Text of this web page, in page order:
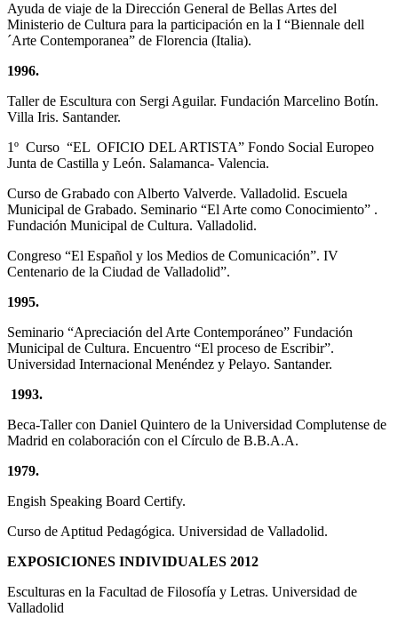
Ayuda de viaje de la Dirección General de Bellas Artes del
Ministerio de Cultura para la participación en la I “Biennale dell
´Arte Contemporanea” de Florencia (Italia).
1996.
Taller de Escultura con Sergi Aguilar. Fundación Marcelino Botín.
Villa Iris. Santander.
1º Curso “EL OFICIO DEL ARTISTA” Fondo Social Europeo
Junta de Castilla y León. Salamanca- Valencia.
Curso de Grabado con Alberto Valverde. Valladolid. Escuela
Municipal de Grabado. Seminario “El Arte como Conocimiento” .
Fundación Municipal de Cultura. Valladolid.
Congreso “El Español y los Medios de Comunicación”. IV
Centenario de la Ciudad de Valladolid”.
1995.
Seminario “Apreciación del Arte Contemporáneo” Fundación
Municipal de Cultura. Encuentro “El proceso de Escribir”.
Universidad Internacional Menéndez y Pelayo. Santander.
1993.
Beca-Taller con Daniel Quintero de la Universidad Complutense de
Madrid en colaboración con el Círculo de B.B.A.A.
1979.
Engish Speaking Board Certify.
Curso de Aptitud Pedagógica. Universidad de Valladolid.
EXPOSICIONES INDIVIDUALES 2012
Esculturas en la Facultad de Filosofía y Letras. Universidad de
Valladolid